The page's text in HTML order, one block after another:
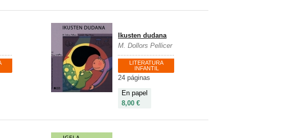
Ikusten dudana
M. Dollors Pellicer
LITERATURA
INFANTIL
24 páginas
En papel
8,00 €